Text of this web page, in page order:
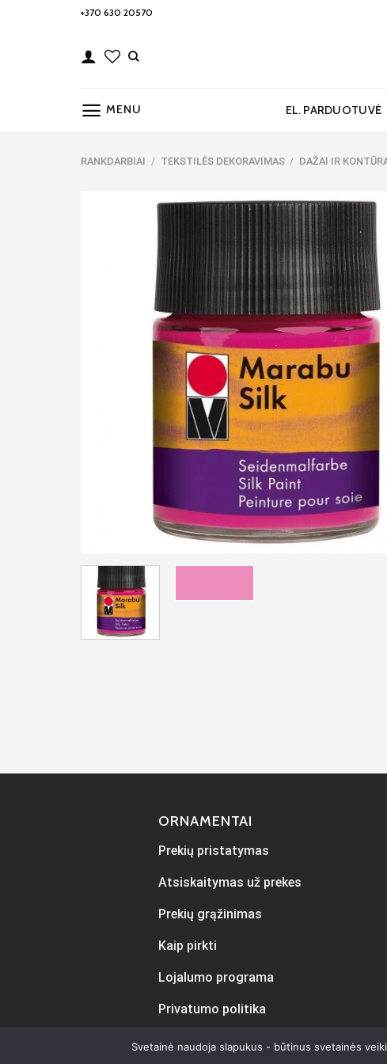
+370 630 20570
MENU EL. PARDUOTUVĖ
RANKDARBIAI / TEKSTILĖS DEKORAVIMAS / DAŽAI IR
ORNAMENTAI
Prekių pristatymas
Atsiskaitymas už prekes
Prekių grąžinimas
Kaip pirkti
Lojalumo programa
Privatumo politika
Svetainė naudoja slapukus - būtinus svetainės